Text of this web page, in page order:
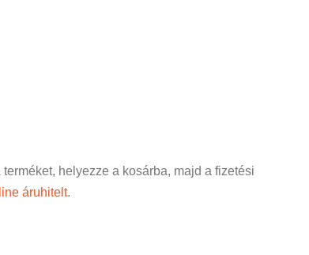
helyezze a kosárba, majd a fizetési
áruhitelt.